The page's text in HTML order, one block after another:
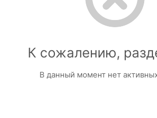
К сожалению,
В данный момент нет